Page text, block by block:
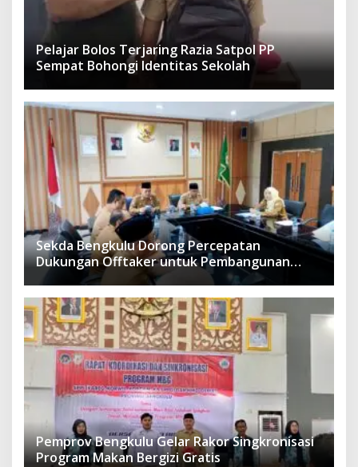
Pelajar Bolos Terjaring Razia Satpol PP
Sempat Bohongi Identitas Sekolah
Sekda Bengkulu Dorong Percepatan
Dukungan Offtaker untuk Pembangunan
TPST Regional
Pemprov Bengkulu Gelar Rakor Singkronisasi
Program Makan Bergizi Gratis